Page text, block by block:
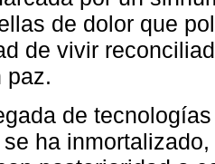
de dolor que
de vivir
paz.
de
ha